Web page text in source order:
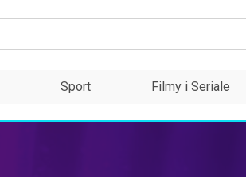
Sport Filmy i Seriale